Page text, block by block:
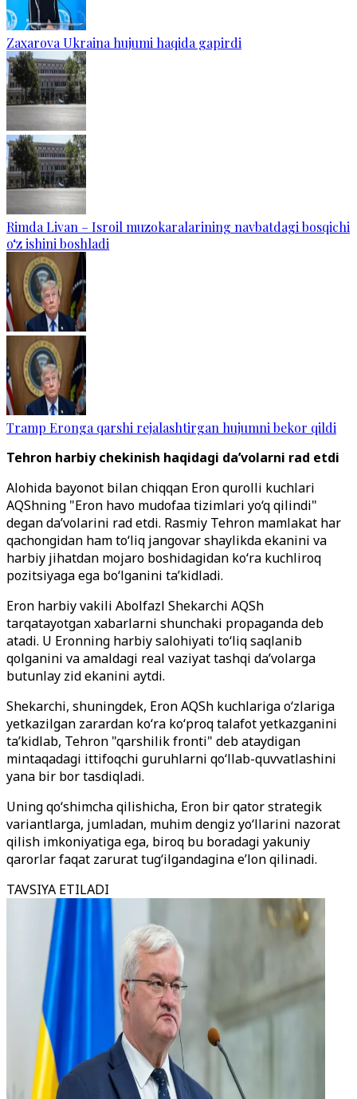
Zaxarova Ukraina hujumi haqida gapirdi
Rimda Livan – Isroil muzokaralarining navbatdagi bosqichi
o‘z ishini boshladi
Tramp Eronga qarshi rejalashtirgan hujumni bekor qildi
Tehron harbiy chekinish haqidagi da’volarni rad etdi
Alohida bayonot bilan chiqqan Eron qurolli kuchlari
AQShning "Eron havo mudofaa tizimlari yo‘q qilindi"
degan da’volarini rad etdi. Rasmiy Tehron mamlakat har
qachongidan ham to‘liq jangovar shaylikda ekanini va
harbiy jihatdan mojaro boshidagidan ko‘ra kuchliroq
pozitsiyaga ega bo‘lganini ta’kidladi.
Eron harbiy vakili Abolfazl Shekarchi AQSh
tarqatayotgan xabarlarni shunchaki propaganda deb
atadi. U Eronning harbiy salohiyati to‘liq saqlanib
qolganini va amaldagi real vaziyat tashqi da’volarga
butunlay zid ekanini aytdi.
Shekarchi, shuningdek, Eron AQSh kuchlariga o‘zlariga
yetkazilgan zarardan ko‘ra ko‘proq talafot yetkazganini
ta’kidlab, Tehron "qarshilik fronti" deb ataydigan
mintaqadagi ittifoqchi guruhlarni qo‘llab-quvvatlashini
yana bir bor tasdiqladi.
Uning qo‘shimcha qilishicha, Eron bir qator strategik
variantlarga, jumladan, muhim dengiz yo‘llarini nazorat
qilish imkoniyatiga ega, biroq bu boradagi yakuniy
qarorlar faqat zarurat tug‘ilgandagina e’lon qilinadi.
TAVSIYA ETILADI